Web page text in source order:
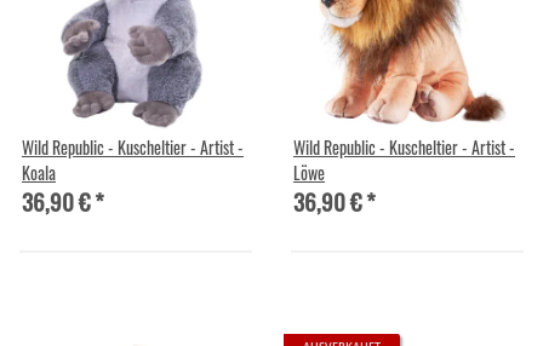
Wild Republic - Kuscheltier - Artist -
Koala
36,90 €*
Wild Republic - Kuscheltier - Artist -
Löwe
36,90 €*